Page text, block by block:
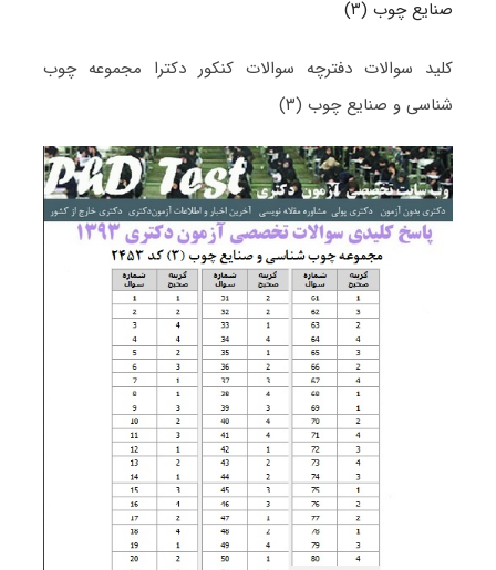
صنایع چوب (۳)
کلید سوالات دفترچه سوالات کنکور دکترا مجموعه چوب
شناسی و صنایع چوب (۳)